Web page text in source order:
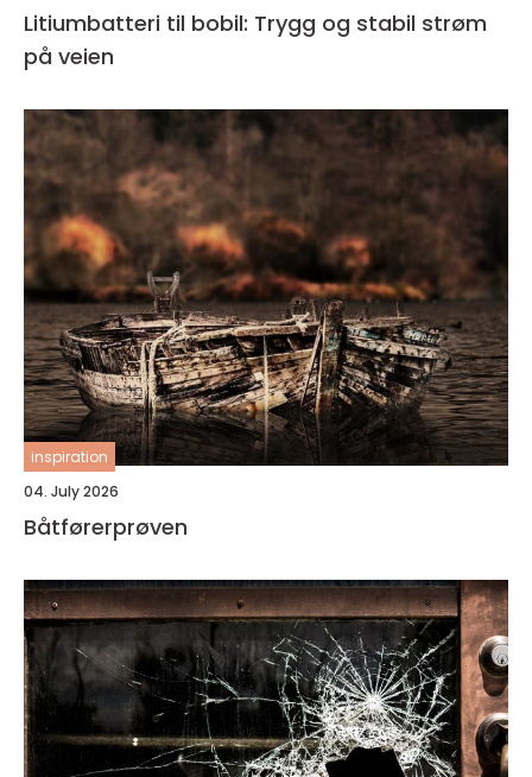
Litiumbatteri til bobil: Trygg og stabil strøm
på veien
inspiration
04. July 2026
Båtførerprøven